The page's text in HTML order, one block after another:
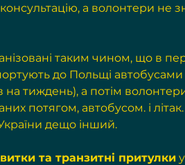
а волонтери не
таким чином, що в
до Польщі
на тиждень), а потім
потягом, автобусом. і
дещо інший.
та транзитні притулки